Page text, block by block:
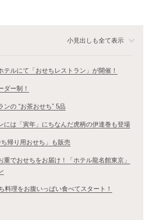
小見出しも全て表示
テルにて「おせちレストラン」が開催！
ダー制！
ンの “お茶おせち” 5品
には「寅年」にちなんだ虎柄の伊達巻も登場
帰り用おせち」も販売
重でおせちをお届け！「ホテル龍名館東京」
料理をお腹いっぱい食べてスタート！